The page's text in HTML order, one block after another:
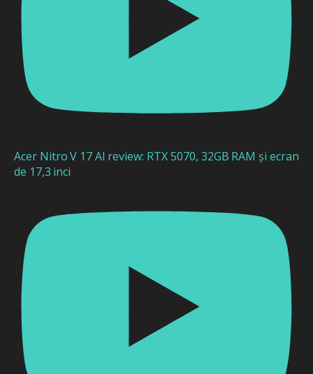
Acer Nitro V 17 AI review: RTX 5070, 32GB RAM și ecran
de 17,3 inci